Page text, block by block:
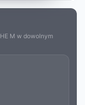
M w dowolnym